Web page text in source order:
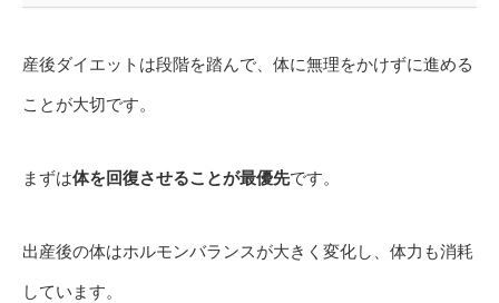
産後ダイエットは段階を踏んで、体に無理をかけずに進める
ことが大切です。
まずは体を回復させることが最優先です。
出産後の体はホルモンバランスが大きく変化し、体力も消耗
しています。